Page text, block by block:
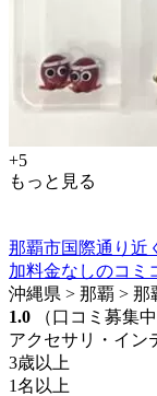
+5
もっと見る
那覇市国際通り近
加料金なしのコミ
沖縄県 > 那覇 > 那
1.0
（口コミ募集中
アクセサリ・イン
3歳以上
1名以上